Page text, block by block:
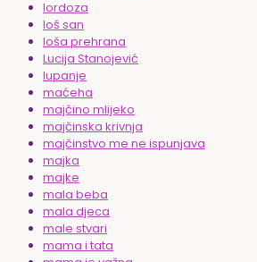
lordoza
loš san
loša prehrana
Lucija Stanojević
lupanje
maćeha
majčino mlijeko
majčinska krivnja
majčinstvo me ne ispunjava
majka
majke
mala beba
mala djeca
male stvari
mama i tata